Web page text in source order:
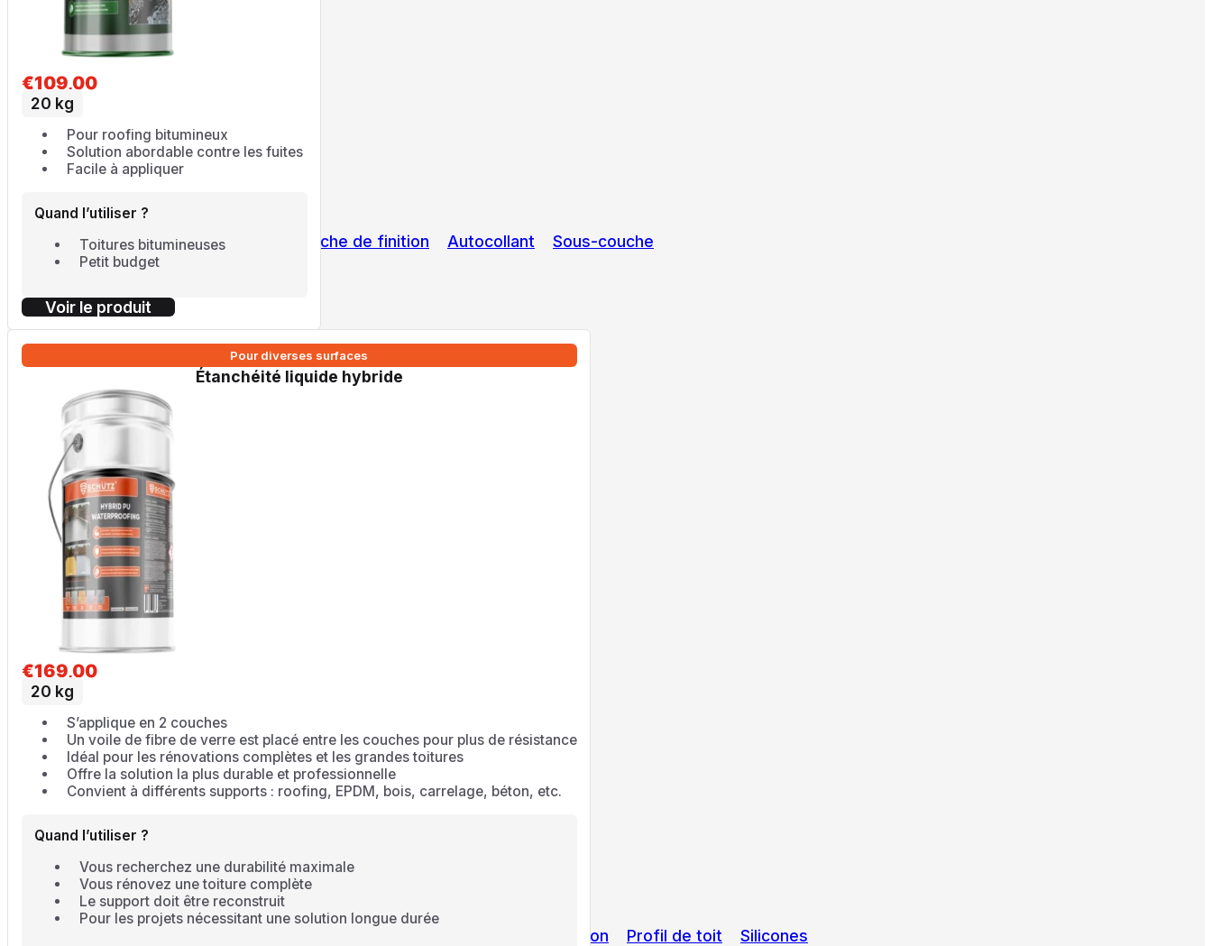
Roofing Bitumineux Couche de finition Autocollant Sous-couche
Isolation PIR Accessoires d'isolation
Colle
Étanchéité Liquide
Revêtement
Matériaux de fixation Profil de toit Silicones
€109,00
20 kg
Pour roofing bitumineux
Solution abordable contre les fuites
Facile à appliquer
Quand l’utiliser ?
Toitures bitumineuses
Petit budget
Voir le produit
Pour diverses surfaces
Étanchéité liquide hybride
€169,00
20 kg
S’applique en 2 couches
Un voile de fibre de verre est placé entre les couches pour plus de résistance
Idéal pour les rénovations complètes et les grandes toitures
Offre la solution la plus durable et professionnelle
Convient à différents supports : roofing, EPDM, bois, carrelage, béton, etc.
Quand l’utiliser ?
Vous recherchez une durabilité maximale
Vous rénovez une toiture complète
Le support doit être reconstruit
Pour les projets nécessitant une solution longue durée